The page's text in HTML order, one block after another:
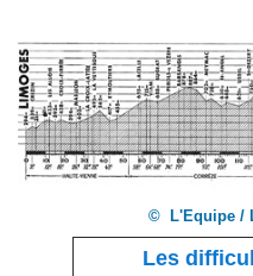
© L'Equipe /
Les